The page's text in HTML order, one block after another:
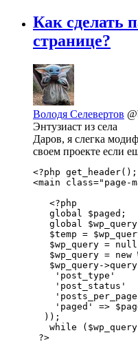
Как сделать
странице?
Володя Селевертов
Энтузиаст из села
Даров, я слегка
своем проекте если
<?php
<main class="page-
   <?php
   global $paged;
global
$temp =
$wp_query =
$wp_query = new
$wp_query-
'post_type'
'post_status'
'paged' =>
  ));
while
?>